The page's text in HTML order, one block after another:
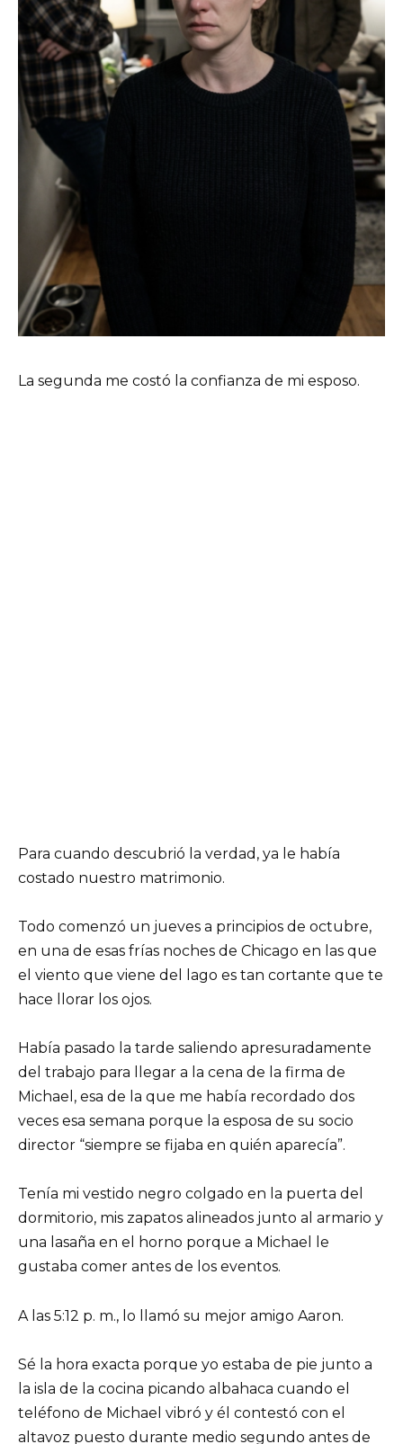
La segunda me costó la confianza de mi esposo.
Para cuando descubrió la verdad, ya le había
costado nuestro matrimonio.
Todo comenzó un jueves a principios de octubre,
en una de esas frías noches de Chicago en las que
el viento que viene del lago es tan cortante que te
hace llorar los ojos.
Había pasado la tarde saliendo apresuradamente
del trabajo para llegar a la cena de la firma de
Michael, esa de la que me había recordado dos
veces esa semana porque la esposa de su socio
director “siempre se fijaba en quién aparecía”.
Tenía mi vestido negro colgado en la puerta del
dormitorio, mis zapatos alineados junto al armario y
una lasaña en el horno porque a Michael le
gustaba comer antes de los eventos.
A las 5:12 p. m., lo llamó su mejor amigo Aaron.
Sé la hora exacta porque yo estaba de pie junto a
la isla de la cocina picando albahaca cuando el
teléfono de Michael vibró y él contestó con el
altavoz puesto durante medio segundo antes de